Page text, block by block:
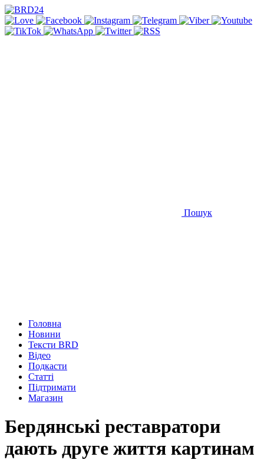
Пошук
Головна
Новини
Тексти BRD
Відео
Подкасти
Статті
Підтримати
Магазин
Бердянські реставратори
дають друге життя картинам